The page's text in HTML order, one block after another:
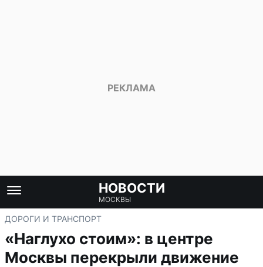
НОВОСТИ
МОСКВЫ
ДОРОГИ И ТРАНСПОРТ
«Наглухо стоим»: в центре
Москвы перекрыли движение